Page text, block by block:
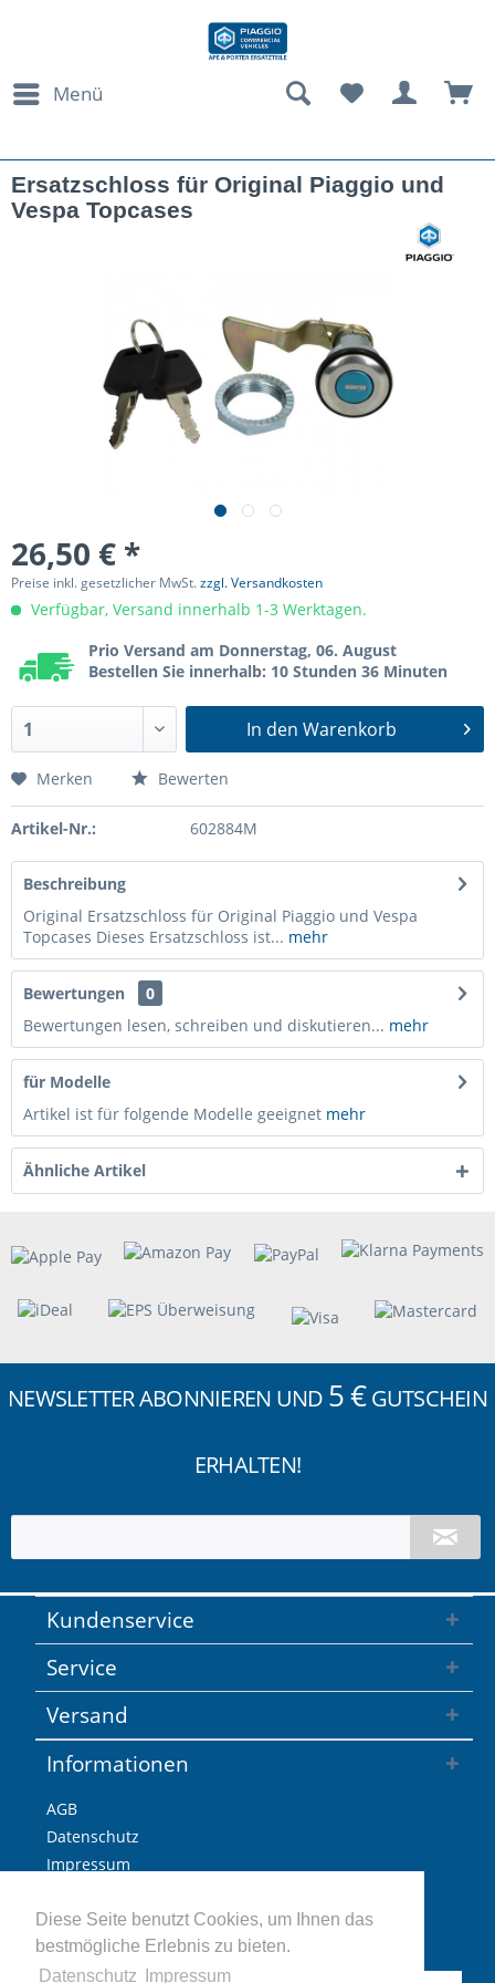
Diese Seite benutzt Cookies, um Ihnen das
bestmögliche Erlebnis zu bieten.
Datenschutz
Impressum
Menü
Ersatzschloss für Original Piaggio und
Vespa Topcases
26,50 € *
Preise inkl. gesetzlicher MwSt.zzgl. Versandkosten
Verfügbar, Versand innerhalb 1-3 Werktagen.
Prio Versand am Donnerstag, 06. August
Bestellen Sie innerhalb: 10 Stunden 36 Minuten
In den Warenkorb
Merken Bewerten
Artikel-Nr.: 602884M
Beschreibung
Original Ersatzschloss für Original Piaggio und Vespa
Topcases Dieses Ersatzschloss ist... mehr
Bewertungen
0
Bewertungen lesen, schreiben und diskutieren... mehr
für Modelle
Artikel ist für folgende Modelle geeignet mehr
Ähnliche Artikel
NEWSLETTER ABONNIEREN UND 5 €GUTSCHEIN
ERHALTEN!
Kundenservice
Service
Informationen
AGB
Datenschutz
Impressum
Widerrufsbelehrung
Retoure
Versand